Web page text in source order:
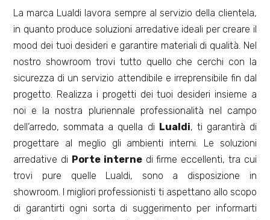
La marca Lualdi lavora sempre al servizio della clientela,
in quanto produce soluzioni arredative ideali per creare il
mood dei tuoi desideri e garantire materiali di qualità. Nel
nostro showroom trovi tutto quello che cerchi con la
sicurezza di un servizio attendibile e irreprensibile fin dal
progetto. Realizza i progetti dei tuoi desideri insieme a
noi e la nostra pluriennale professionalità nel campo
dell’arredo, sommata a quella di Lualdi, ti garantirà di
progettare al meglio gli ambienti interni. Le soluzioni
arredative di Porte internedi firme eccellenti, tra cui
trovi pure quelle Lualdi, sono a disposizione in
showroom. I migliori professionisti ti aspettano allo scopo
di garantirti ogni sorta di suggerimento per informarti